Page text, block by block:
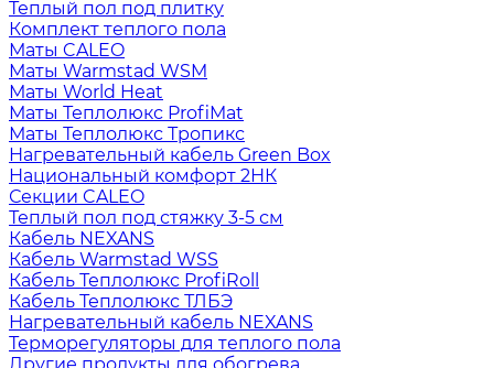
Теплый пол под плитку
Комплект теплого пола
Маты CALEO
Маты Warmstad WSM
Маты World Heat
Маты Теплолюкс ProfiMat
Маты Теплолюкс Тропикс
Нагревательный кабель Green Box
Национальный комфорт 2НК
Секции CALEO
Теплый пол под стяжку 3-5 см
Кабель NEXANS
Кабель Warmstad WSS
Кабель Теплолюкс ProfiRoll
Кабель Теплолюкс ТЛБЭ
Нагревательный кабель NEXANS
Терморегуляторы для теплого пола